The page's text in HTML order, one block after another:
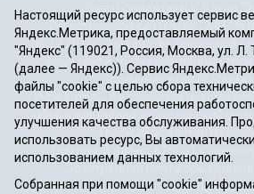
Регистрационный номер СМИ Эл
06.12.2016г., выдано Федеральной
сфере связи, информационных
коммуникаций
Учредитель: Автономная
«Информационно-издательский
Главный редактор
Почтовый адрес: 625031
Электронная почта
Настоящий ресурс использует сервис
Яндекс.Метрика, предоставляемый
"Яндекс" (119021, Россия, Москва, ул. Л.
(далее — Яндекс)). Сервис
файлы "cookie" с целью сбора
посетителей для обеспечения
улучшения качества обслуживания.
использовать ресурс, Вы
использованием данных технологий.
Собранная при помощи "cookie"